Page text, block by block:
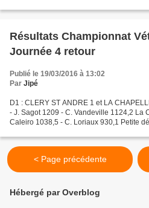
Résultats Championnat
Journée 4 retour
Publié le 19/03/2016 à 13:02
Par Jipé
D1 : CLERY ST ANDRE 1 et LA
- J. Sagot 1209 - C. Vandeville 1124,2 La
Caleiro 1038,5 - C. Loriaux 930,1 Petite
< Page précédente
Hébergé par Overblog